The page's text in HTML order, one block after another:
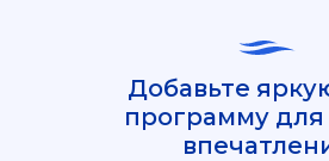
Добавьте
программу